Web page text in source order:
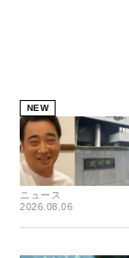
NEW
ニュース
2026.08.06